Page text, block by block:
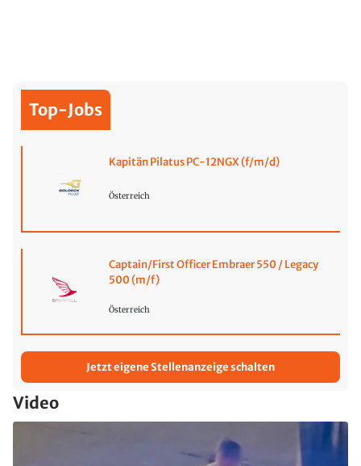
Top-Jobs
Kapitän Pilatus PC-12NGX (f/m/d)
Österreich
Captain/First Officer Embraer 550 / Legacy
500 (m/f)
Österreich
Jetzt eigene Stellenanzeige schalten
Video